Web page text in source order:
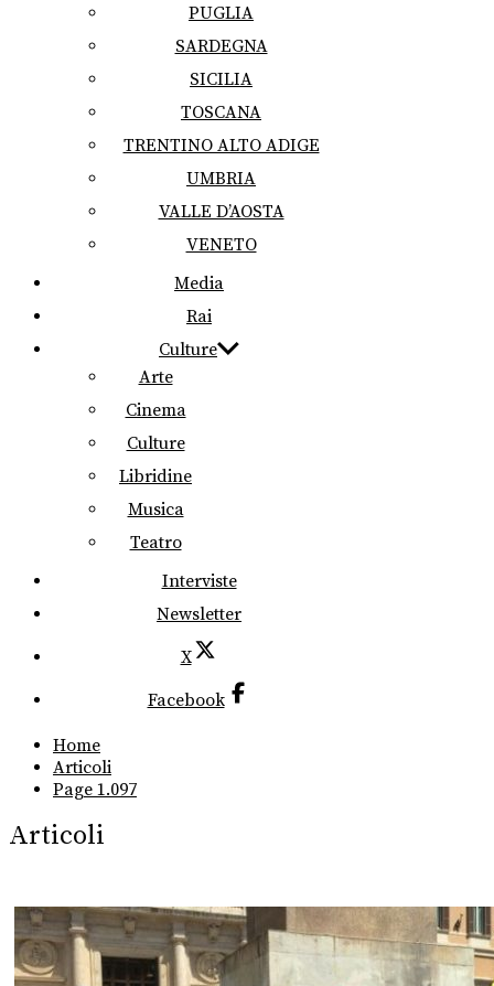
PUGLIA
SARDEGNA
SICILIA
TOSCANA
TRENTINO ALTO ADIGE
UMBRIA
VALLE D’AOSTA
VENETO
Media
Rai
Culture
Arte
Cinema
Culture
Libridine
Musica
Teatro
Interviste
Newsletter
X
Facebook
Home
Articoli
Page 1.097
Articoli